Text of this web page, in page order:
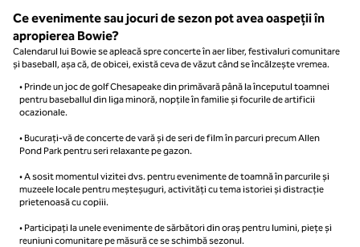
Ce evenimente sau jocuri de sezon pot avea oaspeții în
apropierea Bowie?
Calendarul lui Bowie se apleacă spre concerte în aer liber, festivaluri comunitare
și baseball, așa că, de obicei, există ceva de văzut când se încălzește vremea.
• Prinde un joc de golf Chesapeake din primăvară până la începutul toamnei
pentru baseballul din liga minoră, nopțile în familie și focurile de artificii
ocazionale.
• Bucurați-vă de concerte de vară și de seri de film în parcuri precum Allen
Pond Park pentru seri relaxante pe gazon.
• A sosit momentul vizitei dvs. pentru evenimente de toamnă în parcurile și
muzeele locale pentru meșteșuguri, activități cu tema istoriei și distracție
prietenoasă cu copiii.
• Participați la unele evenimente de sărbători din oraș pentru lumini, piețe și
reuniuni comunitare pe măsură ce se schimbă sezonul.